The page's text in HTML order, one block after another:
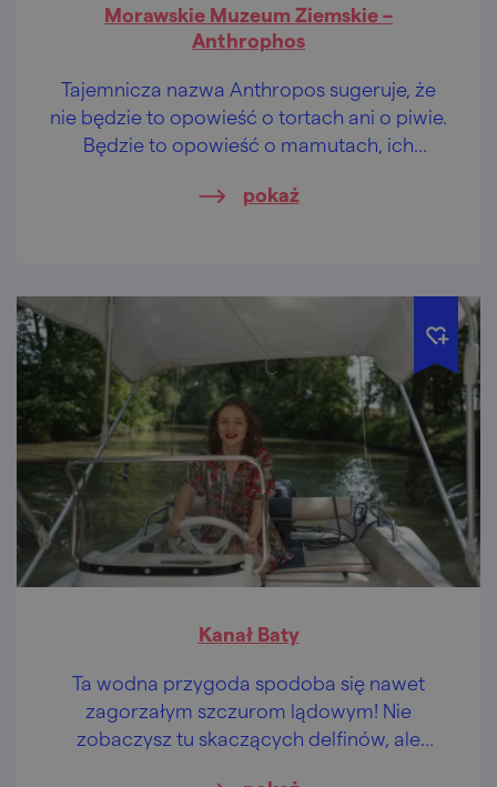
Morawskie Muzeum Ziemskie –
Anthrophos
Tajemnicza nazwa Anthropos sugeruje, że
nie będzie to opowieść o tortach ani o piwie.
Będzie to opowieść o mamutach, ich
pokaż
Kanał Baty
Ta wodna przygoda spodoba się nawet
zagorzałym szczurom lądowym! Nie
zobaczysz tu skaczących delfinów, ale